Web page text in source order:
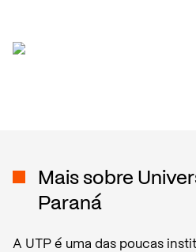
Mais sobre
Paraná
A UTP é uma das poucas